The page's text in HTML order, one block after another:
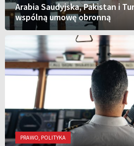
Arabia Saudyjska, Pakistan i
wspólną umowę obronną
PRAWO, POLITYKA